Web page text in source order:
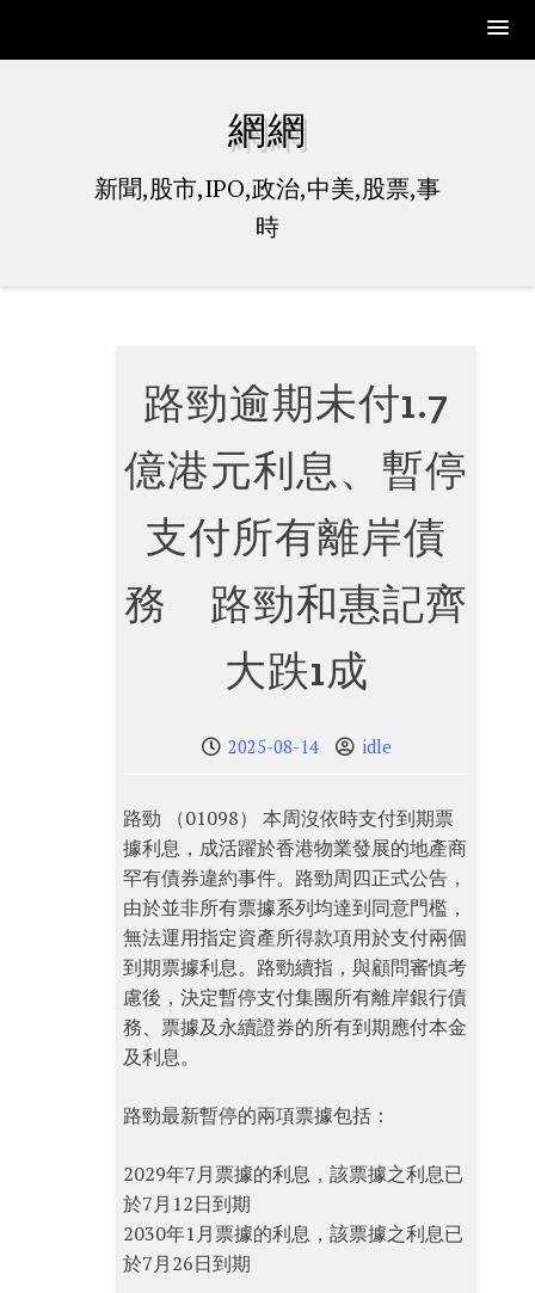
網網
新聞,股市,IPO,政治,中美,股票,事
時
路勁逾期未付1.7
億港元利息、暫停
支付所有離岸債
務 路勁和惠記齊
大跌1成
2025-08-14 idle
路勁 （01098） 本周沒依時支付到期票
據利息，成活躍於香港物業發展的地產商
罕有債券違約事件。路勁周四正式公告，
由於並非所有票據系列均達到同意門檻，
無法運用指定資產所得款項用於支付兩個
到期票據利息。路勁續指，與顧問審慎考
慮後，決定暫停支付集團所有離岸銀行債
務、票據及永續證券的所有到期應付本金
及利息。
路勁最新暫停的兩項票據包括：
2029年7月票據的利息，該票據之利息已
於7月12日到期
2030年1月票據的利息，該票據之利息已
於7月26日到期